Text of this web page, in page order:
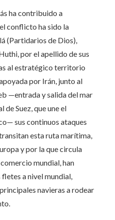
ha contribuido a
conflicto ha sido la
(Partidarios de Dios),
por el apellido de sus
al estratégico territorio
por Irán, junto al
—entrada y salida del mar
de Suez, que une el
sus continuos ataques
esta ruta marítima,
y por la que circula
mundial, han
a nivel mundial,
navieras a rodear